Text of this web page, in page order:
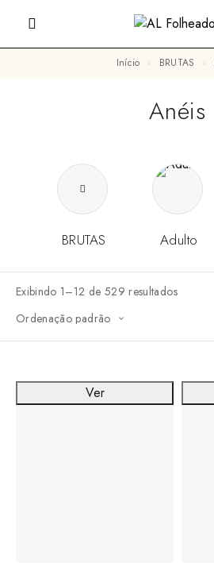
Início BRUTAS
Anéis
BRUTAS Adulto
Exibindo 1–12 de 529 resultados
Ver